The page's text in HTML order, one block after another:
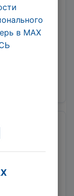
группы.
в МАХ